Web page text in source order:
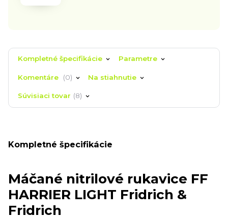
Kompletné špecifikácie Parametre
Komentáre 0 Na stiahnutie
Súvisiaci tovar 8
Kompletné špecifikácie
Máčané nitrilové rukavice FF
HARRIER LIGHT Fridrich &
Fridrich